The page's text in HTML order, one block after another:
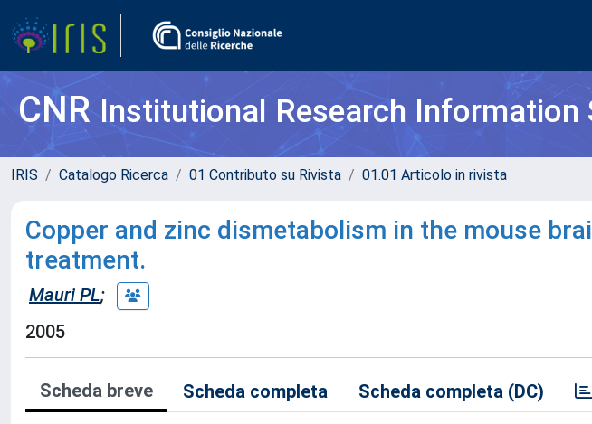
CNRInstitutional Research Information
IRIS Catalogo Ricerca 01 Contributo su Rivista 01.01 Articolo in rivista
Copper and zinc dismetabolism in the mouse
treatment.
Mauri PL;
2005
Scheda breve Scheda completa Scheda completa (DC)